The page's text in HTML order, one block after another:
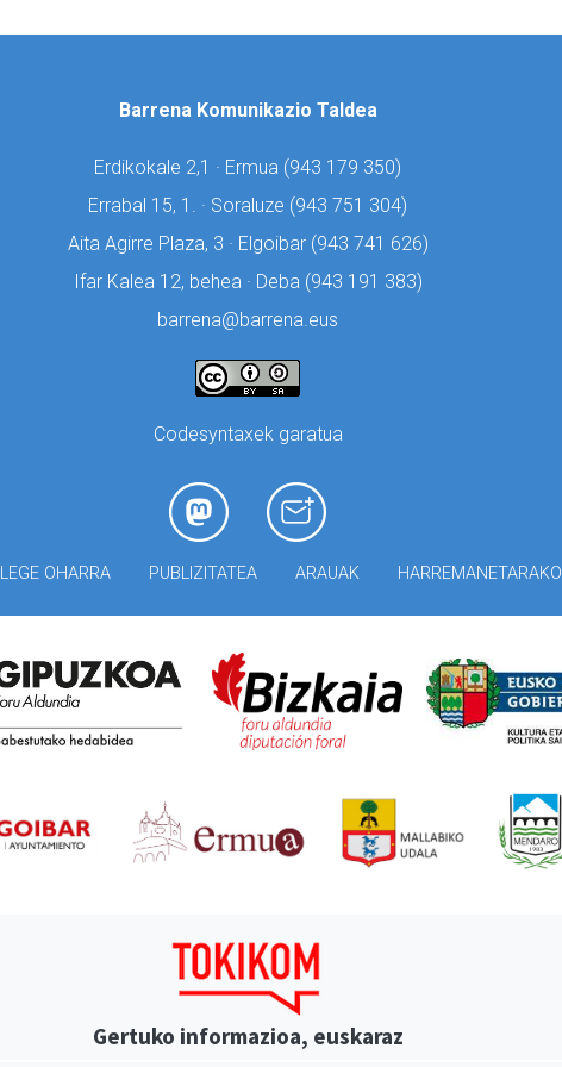
Barrena Komunikazio Taldea
Erdikokale 2,1 · Ermua (943 179 350)
Errabal 15, 1. · Soraluze (943 751 304)
Aita Agirre Plaza, 3 · Elgoibar (943 741 626)
Ifar Kalea 12, behea · Deba (943 191 383)
barrena@barrena.eus
Codesyntaxek garatua
LEGE OHARRA PUBLIZITATEA ARAUAK HARREMANETARAKO
Gertuko informazioa, euskaraz